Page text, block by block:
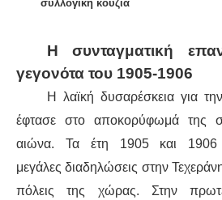
συλλογική κουζία
Η συνταγματική
γεγονότα του 1905-1906
Η λαϊκή δυσαρέσκεια για
έφτασε στο αποκορύφωμά της
αιώνα. Τα έτη 1905 και 1906
μεγάλες διαδηλώσεις στην
πόλεις της χώρας. Στην